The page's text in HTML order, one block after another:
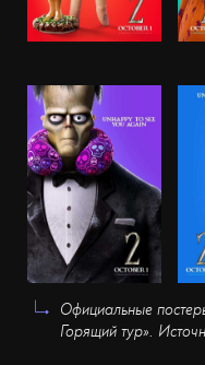
Официальные
Горящий тур».